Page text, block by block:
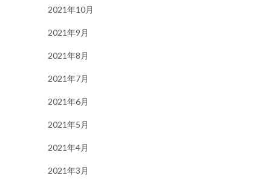
2021年10月
2021年9月
2021年8月
2021年7月
2021年6月
2021年5月
2021年4月
2021年3月